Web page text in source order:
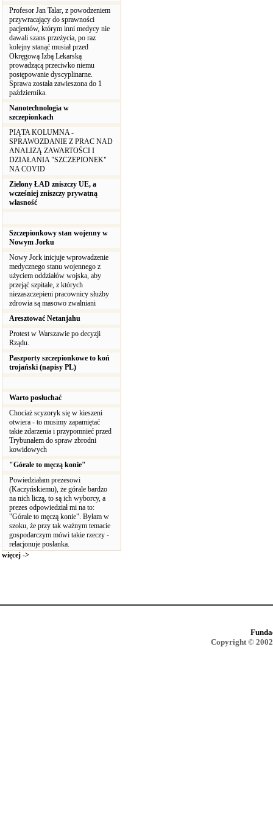
Profesor Jan Talar, z powodzeniem
przywracający do sprawności
pacjentów, którym inni medycy nie
dawali szans przeżycia, po raz
kolejny stanąć musiał przed
Okręgową Izbą Lekarską
prowadzącą przeciwko niemu
postępowanie dyscyplinarne.
Sprawa została zawieszona do 1
października.
Nanotechnologia w
szczepionkach
PIĄTA KOLUMNA -
SPRAWOZDANIE Z PRAC NAD
ANALIZĄ ZAWARTOŚCI I
DZIAŁANIA "SZCZEPIONEK"
NA COVID
Zielony ŁAD zniszczy UE, a
wcześniej zniszczy prywatną
własność
Szczepionkowy stan wojenny w
Nowym Jorku
Nowy Jork inicjuje wprowadzenie
medycznego stanu wojennego z
użyciem oddziałów wojska, aby
przejąć szpitale, z których
niezaszczepieni pracownicy służby
zdrowia są masowo zwalniani
Aresztować Netanjahu
Protest w Warszawie po decyzji
Rządu.
Paszporty szczepionkowe to koń
trojański (napisy PL)
Warto posłuchać
Chociaż scyzoryk się w kieszeni
otwiera - to musimy zapamiętać
takie zdarzenia i przypomnieć przed
Trybunałem do spraw zbrodni
kowidowych
"Górale to męczą konie"
Powiedziałam prezesowi
(Kaczyńskiemu), że górale bardzo
na nich liczą, to są ich wyborcy, a
prezes odpowiedział mi na to:
"Górale to męczą konie". Byłam w
szoku, że przy tak ważnym temacie
gospodarczym mówi takie rzeczy -
relacjonuje posłanka.
więcej ->
Copyright ©